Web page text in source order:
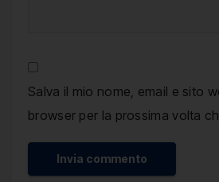
Salva il mio nome, email e sito
browser per la prossima volta